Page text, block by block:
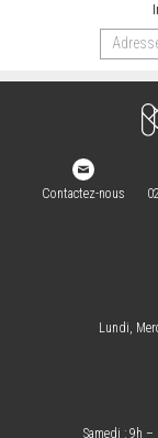
Contactez-nous
Lundi,
Samedi : 9h